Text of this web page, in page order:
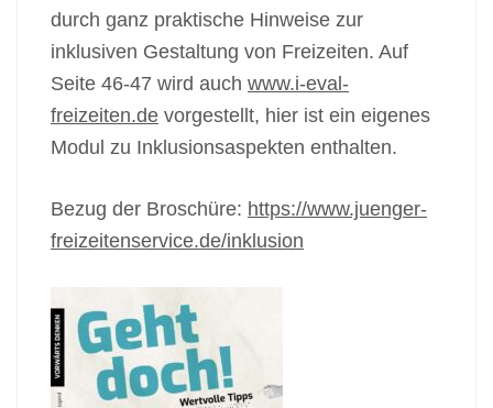
durch ganz praktische Hinweise zur
inklusiven Gestaltung von Freizeiten. Auf
Seite 46-47 wird auch www.i-eval-
freizeiten.de vorgestellt, hier ist ein eigenes
Modul zu Inklusionsaspekten enthalten.
Bezug der Broschüre: https://www.juenger-
freizeitenservice.de/inklusion